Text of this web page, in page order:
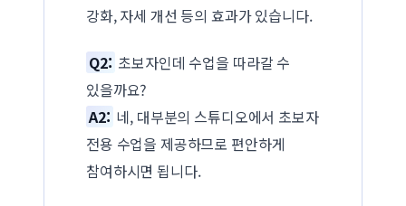
강화, 자세 개선 등의 효과가 있습니다.
Q2: 초보자인데 수업을 따라갈 수
있을까요?
A2: 네, 대부분의 스튜디오에서 초보자
전용 수업을 제공하므로 편안하게
참여하시면 됩니다.